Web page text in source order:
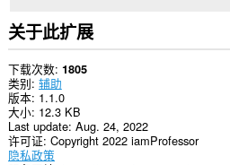
关于此扩展
下载次数 1805
类别 辅助
版本 1.1.0
大小 12.3 KB
Last update Aug. 24, 2022
许可证 Copyright 2022 iamProfessor
隐私政策